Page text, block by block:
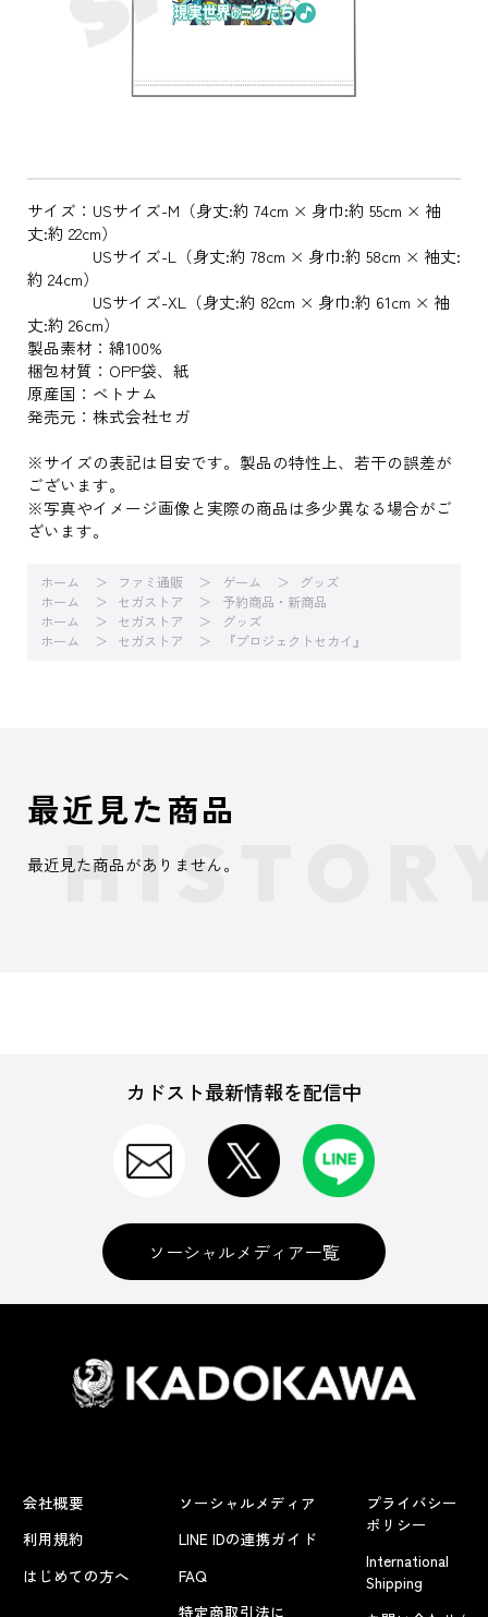
サイズ：USサイズ-M（身丈:約 74cm × 身巾:約 55cm × 袖
丈:約 22cm）
USサイズ-L（身丈:約 78cm × 身巾:約 58cm × 袖丈:
約 24cm）
USサイズ-XL（身丈:約 82cm × 身巾:約 61cm × 袖
丈:約 26cm）
製品素材：綿100%
梱包材質：OPP袋、紙
原産国：ベトナム
発売元：株式会社セガ
※サイズの表記は目安です。製品の特性上、若干の誤差が
ございます。
※写真やイメージ画像と実際の商品は多少異なる場合がご
ざいます。
ホーム ファミ通販 ゲーム
グッズ
ホーム
セガストア
予約商品・新商品
ホーム
セガストア
グッズ
ホーム
セガストア 『プロジェクトセカイ』
最近見た商品
最近見た商品がありません。
カドスト最新情報を配信中
ソーシャルメディア一覧
会社概要
利用規約
はじめての方へ
ソーシャルメディア
LINE IDの連携ガイド
FAQ
特定商取引法に
プライバシー
ポリシー
International
Shipping